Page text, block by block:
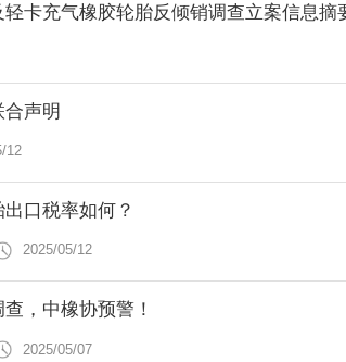
卡充气橡胶轮胎反倾销调查立案信息摘
声明
12
口税率如何？
2025/05/12
，中橡协预警！
2025/05/07